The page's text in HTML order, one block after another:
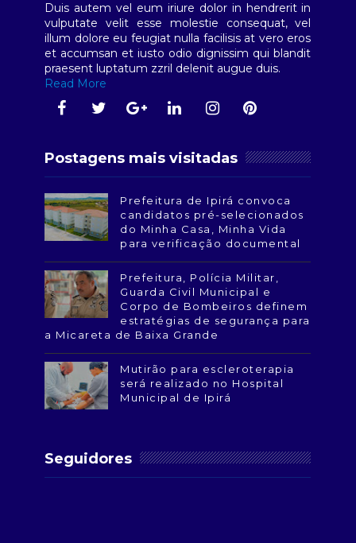
Duis autem vel eum iriure dolor in hendrerit in
vulputate velit esse molestie consequat, vel
illum dolore eu feugiat nulla facilisis at vero eros
et accumsan et iusto odio dignissim qui blandit
praesent luptatum zzril delenit augue duis.
Read More
Postagens mais visitadas
Prefeitura de Ipirá convoca
candidatos pré-selecionados
do Minha Casa, Minha Vida
para verificação documental
Prefeitura, Polícia Militar,
Guarda Civil Municipal e
Corpo de Bombeiros definem
estratégias de segurança para
a Micareta de Baixa Grande
Mutirão para escleroterapia
será realizado no Hospital
Municipal de Ipirá
Seguidores